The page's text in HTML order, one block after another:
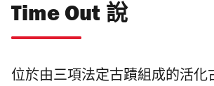
Time Out 說
位於由三項法定古蹟組成的活化